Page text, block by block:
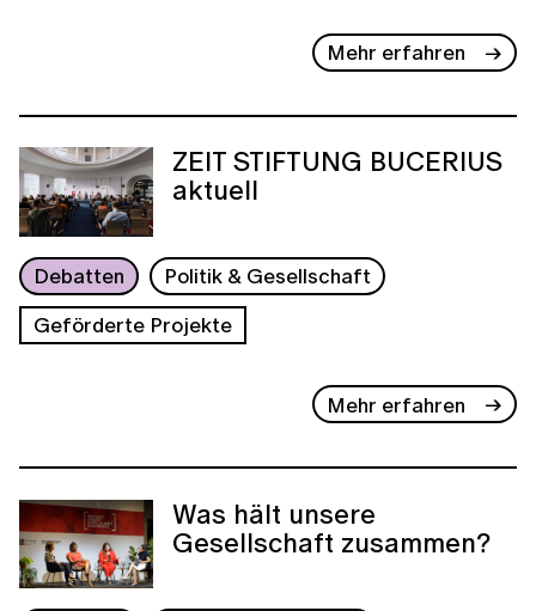
Mehr erfahren
ZEIT STIFTUNG BUCERIUS
aktuell
Debatten
Politik & Gesellschaft
Geförderte Projekte
Mehr erfahren
Was hält unsere
Gesellschaft zusammen?